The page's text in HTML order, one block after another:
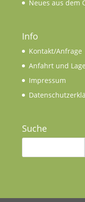
Neues aus dem
Info
Kontakt/Anfrage
Anfahrt und Lage
Impressum
Suche